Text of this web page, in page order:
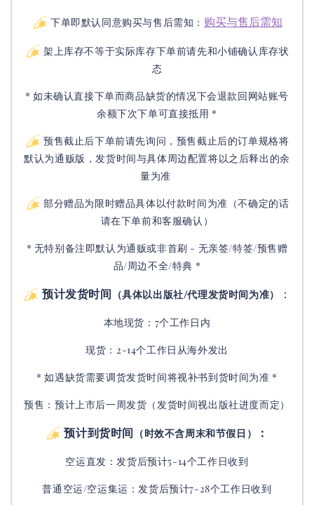
下单即默认同意购买与售后需知： 购买与售后需知
架上库存不等于实际库存下单前请先和小铺确认库存状
态
* 如未确认直接下单而商品缺货的情况下会退款回网站账号
余额下次下单可直接抵用 *
预售截止后下单前请先询问，预售截止后的订单规格将
默认为通贩版，发货时间与具体周边配置将以之后释出的余
量为准
部分赠品为限时赠品具体以付款时间为准（不确定的话
请在下单前和客服确认）
* 无特别备注即默认为通贩或非首刷 - 无亲签/特签/预售赠
品/周边不全/特典 *
预计发货时间 （具体以出版社/代理发货时间为准） ：
本地现货：7个工作日内
现货：2-14个工作日从海外发出
* 如遇缺货需要调货发货时间将视补书到货时间为准 *
预售：预计上市后一周发货（发货时间视出版社进度而定）
预计到货时间 （时效不含周末和节假日） ：
空运直发：发货后预计5-14个工作日收到
普通空运/空运集运：发货后预计7-28个工作日收到